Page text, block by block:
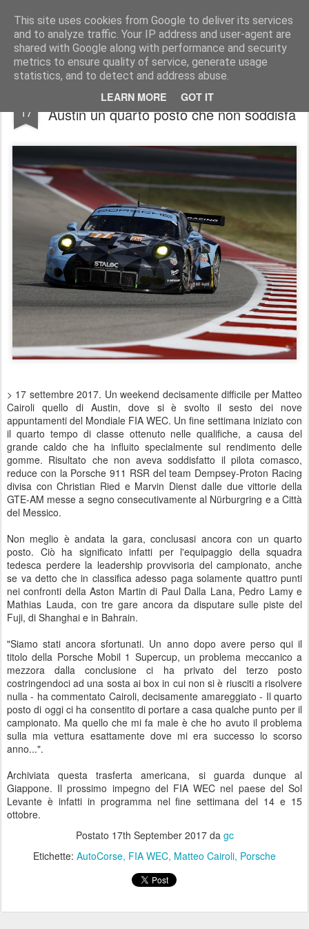
This site uses cookies from Google to deliver its services
and to analyze traffic. Your IP address and user-agent are
shared with Google along with performance and security
metrics to ensure quality of service, generate usage
statistics, and to detect and address abuse.
LEARN MORE GOT IT
AutoMotoCorse. Motorsport Random News 280912
17
Mondiale WEC: per Matteo Cairoli a
Austin un quarto posto che non soddisfa
> 17 settembre 2017. Un weekend decisamente difficile per Matteo
Cairoli quello di Austin, dove si è svolto il sesto dei nove
appuntamenti del Mondiale FIA WEC. Un fine settimana iniziato con
il quarto tempo di classe ottenuto nelle qualifiche, a causa del
grande caldo che ha influito specialmente sul rendimento delle
gomme. Risultato che non aveva soddisfatto il pilota comasco,
reduce con la Porsche 911 RSR del team Dempsey-Proton Racing
divisa con Christian Ried e Marvin Dienst dalle due vittorie della
GTE-AM messe a segno consecutivamente al Nürburgring e a Città
del Messico.
Non meglio è andata la gara, conclusasi ancora con un quarto
posto. Ciò ha significato infatti per l'equipaggio della squadra
tedesca perdere la leadership provvisoria del campionato, anche
se va detto che in classifica adesso paga solamente quattro punti
nei confronti della Aston Martin di Paul Dalla Lana, Pedro Lamy e
Mathias Lauda, con tre gare ancora da disputare sulle piste del
Fuji, di Shanghai e in Bahrain.
"Siamo stati ancora sfortunati. Un anno dopo avere perso qui il
titolo della Porsche Mobil 1 Supercup, un problema meccanico a
mezzora dalla conclusione ci ha privato del terzo posto
costringendoci ad una sosta ai box in cui non si è riusciti a risolvere
nulla - ha commentato Cairoli, decisamente amareggiato - Il quarto
posto di oggi ci ha consentito di portare a casa qualche punto per il
campionato. Ma quello che mi fa male è che ho avuto il problema
sulla mia vettura esattamente dove mi era successo lo scorso
anno...".
Archiviata questa trasferta americana, si guarda dunque al
Giappone. Il prossimo impegno del FIA WEC nel paese del Sol
Levante è infatti in programma nel fine settimana del 14 e 15
ottobre.
Postato 17th September 2017da gc
Etichette: AutoCorse FIA WEC Matteo Cairoli Porsche